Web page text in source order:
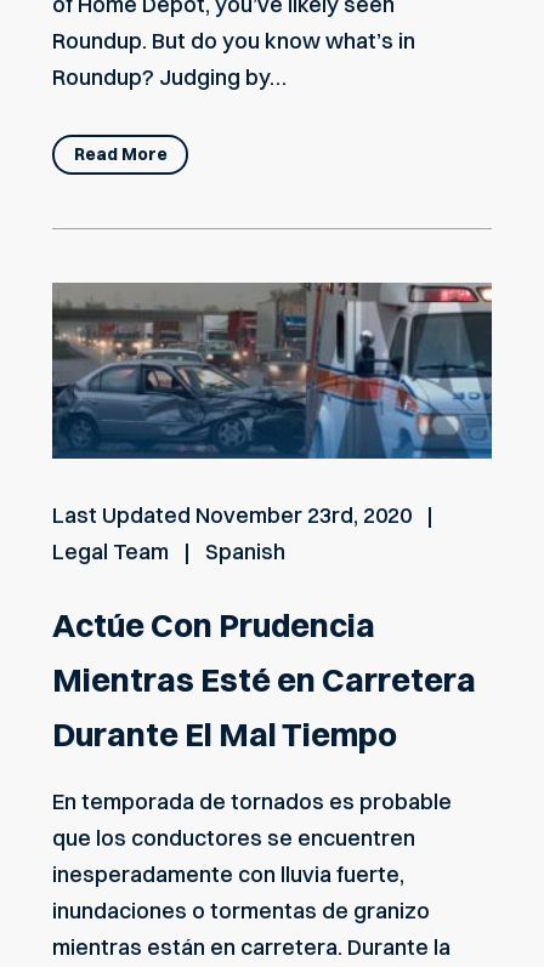
Roundup. But do you know what’s in
Roundup? Judging by…
Read More
Last Updated November 23rd, 2020
Legal Team
Spanish
Actúe Con Prudencia
Mientras Esté en Carretera
Durante El Mal Tiempo
En temporada de tornados es probable
que los conductores se encuentren
inesperadamente con lluvia fuerte,
inundaciones o tormentas de granizo
mientras están en carretera. Durante la